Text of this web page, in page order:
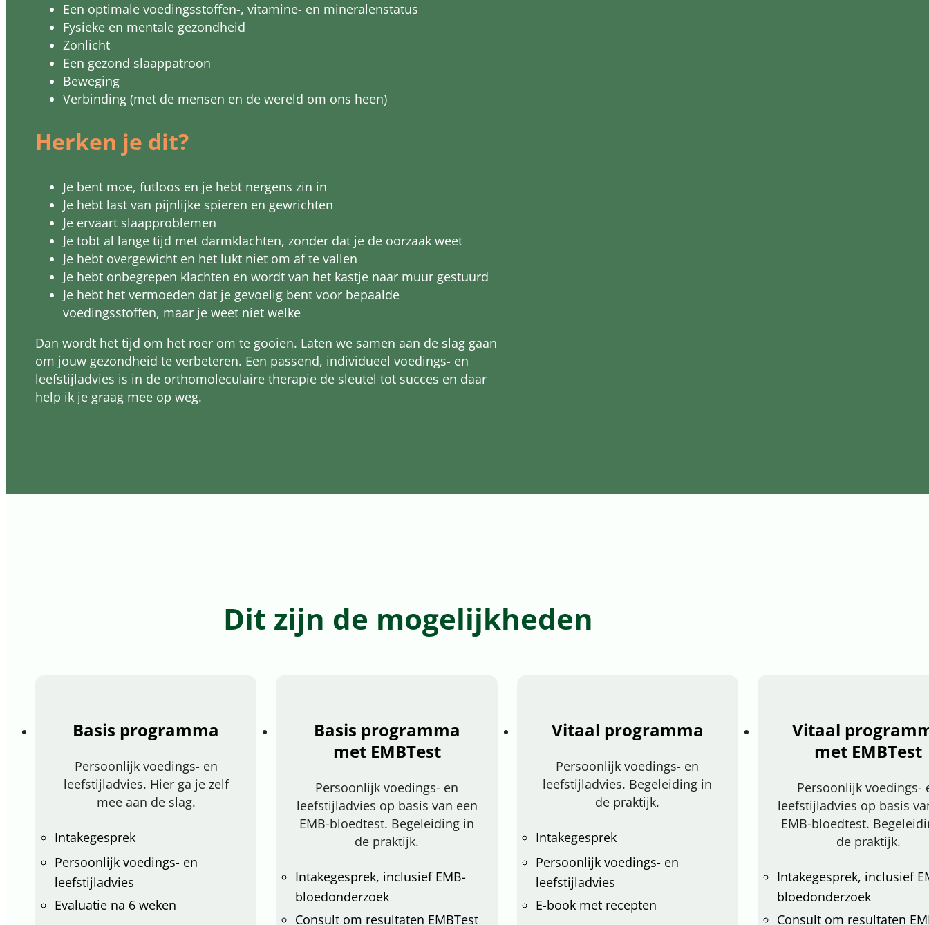
Een optimale voedingsstoffen-, vitamine- en mineralenstatus
Fysieke en mentale gezondheid
Zonlicht
Een gezond slaappatroon
Beweging
Verbinding (met de mensen en de wereld om ons heen)
Herken je dit?
Je bent moe, futloos en je hebt nergens zin in
Je hebt last van pijnlijke spieren en gewrichten
Je ervaart slaapproblemen
Je tobt al lange tijd met darmklachten, zonder dat je de oorzaak weet
Je hebt overgewicht en het lukt niet om af te vallen
Je hebt onbegrepen klachten en wordt van het kastje naar muur gestuurd
Je hebt het vermoeden dat je gevoelig bent voor bepaalde
voedingsstoffen, maar je weet niet welke
Dan wordt het tijd om het roer om te gooien. Laten we samen aan de slag gaan
om jouw gezondheid te verbeteren. Een passend, individueel voedings- en
leefstijladvies is in de orthomoleculaire therapie de sleutel tot succes en daar
help ik je graag mee op weg.
Dit zijn de mogelijkheden
Basis programma
Persoonlijk voedings- en
leefstijladvies. Hier ga je zelf
mee aan de slag.
Intakegesprek
Persoonlijk voedings- en
leefstijladvies
Evaluatie na 6 weken
Basis programma
met EMBTest
Persoonlijk voedings- en
leefstijladvies op basis van een
EMB-bloedtest. Begeleiding in
de praktijk.
Intakegesprek, inclusief EMB-
bloedonderzoek
Consult om resultaten EMBTest
Vitaal programma
Persoonlijk voedings- en
leefstijladvies. Begeleiding in
de praktijk.
Intakegesprek
Persoonlijk voedings- en
leefstijladvies
E-book met recepten
Vitaal
met EMBTest
Persoonlijk voedings-
leefstijladvies op basis
EMB-bloedtest.
de praktijk.
Intakegesprek, inclusief
bloedonderzoek
Consult om resultaten